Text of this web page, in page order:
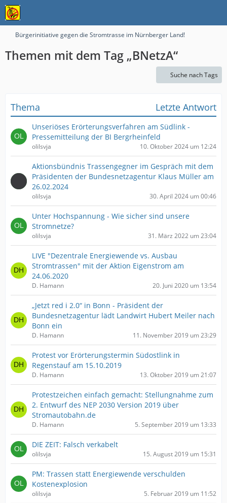
Bürgerinitiative gegen die Stromtrasse im Nürnberger Land!
Themen mit dem Tag „BNetzA“
Suche nach Tags
Thema Letzte Antwort
Unseriöses Erörterungsverfahren am Südlink -
Pressemitteilung der BI Bergrheinfeld
olilsvja 10. Oktober 2024 um 12:24
Aktionsbündnis Trassengegner im Gespräch mit dem
Präsidenten der Bundesnetzagentur Klaus Müller am
26.02.2024
olilsvja 30. April 2024 um 00:46
Unter Hochspannung - Wie sicher sind unsere
Stromnetze?
olilsvja 31. März 2022 um 23:04
LIVE "Dezentrale Energiewende vs. Ausbau
Stromtrassen" mit der Aktion Eigenstrom am
24.06.2020
D. Hamann 20. Juni 2020 um 13:54
„Jetzt red i 2.0“ in Bonn - Präsident der
Bundesnetzagentur lädt Landwirt Hubert Meiler nach
Bonn ein
D. Hamann 11. November 2019 um 23:29
Protest vor Erörterungstermin Südostlink in
Regenstauf am 15.10.2019
D. Hamann 13. Oktober 2019 um 21:07
Protestzeichen einfach gemacht: Stellungnahme zum
2. Entwurf des NEP 2030 Version 2019 über
Stromautobahn.de
D. Hamann 5. September 2019 um 13:33
DIE ZEIT: Falsch verkabelt
olilsvja 15. August 2019 um 15:31
PM: Trassen statt Energiewende verschulden
Kostenexplosion
olilsvja 5. Februar 2019 um 11:52